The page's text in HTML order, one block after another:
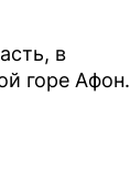
в
горе Афон.